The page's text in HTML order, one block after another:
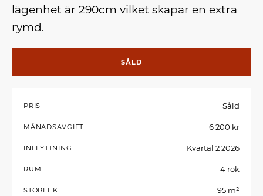
lägenhet är 290cm vilket skapar en extra
rymd.
SÅLD
PRIS Såld
MÅNADSAVGIFT 6 200 kr
INFLYTTNING Kvartal 2 2026
RUM 4 rok
STORLEK 95 m²